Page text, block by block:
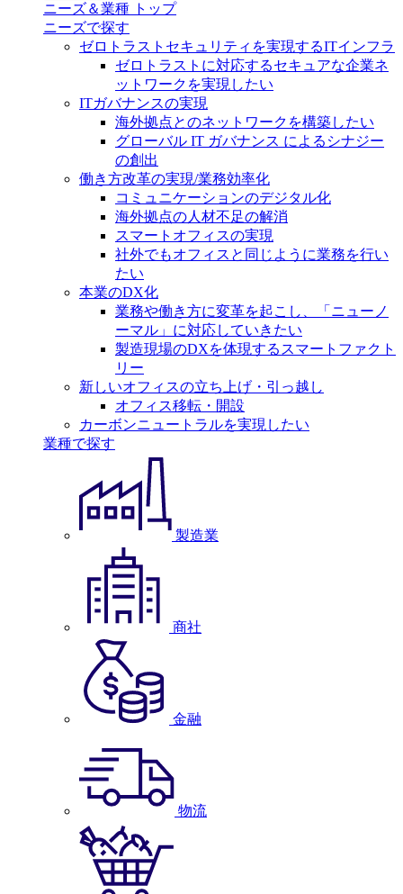
ニーズ＆業種 トップ
ニーズで探す
ゼロトラストセキュリティを実現するITインフラ
ゼロトラストに対応するセキュアな企業ネ
ットワークを実現したい
ITガバナンスの実現
海外拠点とのネットワークを構築したい
グローバル IT ガバナンス によるシナジー
の創出
働き方改革の実現/業務効率化
コミュニケーションのデジタル化
海外拠点の人材不足の解消
スマートオフィスの実現
社外でもオフィスと同じように業務を行い
たい
本業のDX化
業務や働き方に変革を起こし、「ニューノ
ーマル」に対応していきたい
製造現場のDXを体現するスマートファクト
リー
新しいオフィスの立ち上げ・引っ越し
オフィス移転・開設
カーボンニュートラルを実現したい
業種で探す
製造業
商社
金融
物流